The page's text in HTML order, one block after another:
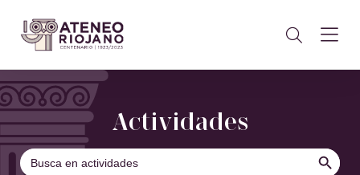
Actividades
Buscar: BOTÓN DE